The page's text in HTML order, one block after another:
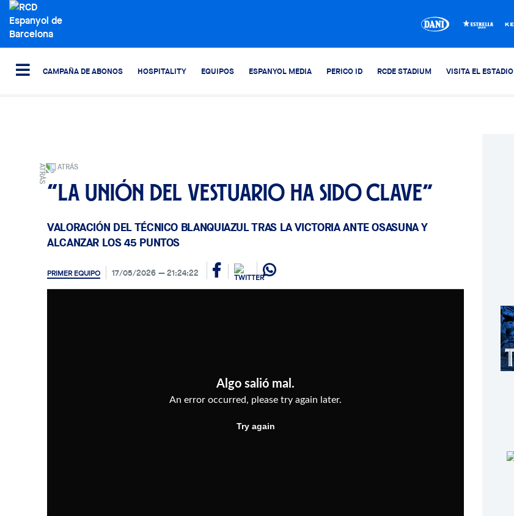
CAMPAÑA DE ABONOS HOSPITALITY EQUIPOS ESPANYOL MEDIA PERICO ID RCDE STADIUM VISITA EL ESTADIO
ATRÁS
“La unión del vestuario ha sido clave”
VALORACIÓN DEL TÉCNICO BLANQUIAZUL TRAS LA VICTORIA ANTE OSASUNA Y
ALCANZAR LOS 45 PUNTOS
PRIMER EQUIPO 17/05/2026 21:24:22